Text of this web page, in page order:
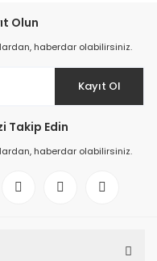
Olun
haberdar olabilirsiniz.
Kayıt Ol
Takip Edin
haberdar olabilirsiniz.